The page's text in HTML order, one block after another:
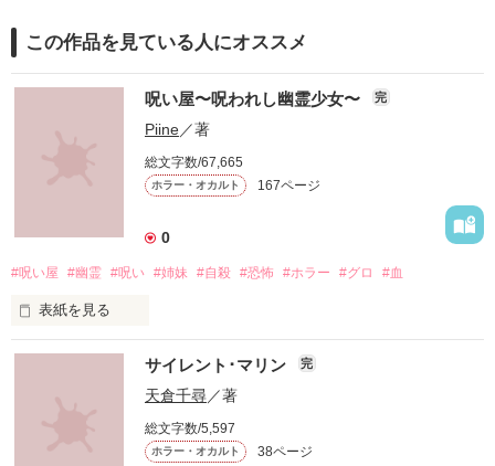
この作品を見ている人にオススメ
呪い屋〜呪われし幽霊少女〜 完
Piine／著
総文字数/67,665
ホラー・オカルト 167ページ
0
#呪い屋 #幽霊 #呪い #姉妹 #自殺 #恐怖 #ホラー #グロ #血
表紙を見る
きっと、またいつか戻ってこれる。
悲惨な結果が生まれたんだろうか。
サイレント･マリン 完
天倉千尋／著
総文字数/5,597
ホラー・オカルト 38ページ